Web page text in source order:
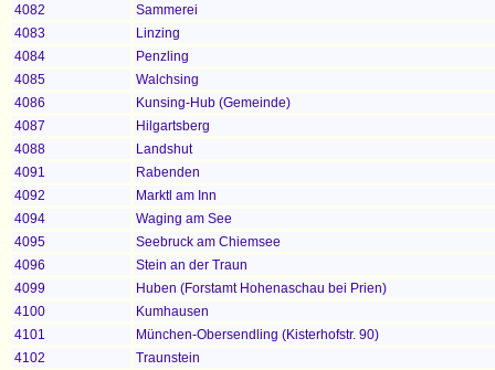
4082
Sammerei
4083
Linzing
4084
Penzling
4085
Walchsing
4086
Kunsing-Hub (Gemeinde)
4087
Hilgartsberg
4088
Landshut
4091
Rabenden
4092
Marktl am Inn
4094
Waging am See
4095
Seebruck am Chiemsee
4096
Stein an der Traun
4099
Huben (Forstamt Hohenaschau bei Prien)
4100
Kumhausen
4101
München-Obersendling (Kisterhofstr. 90)
4102
Traunstein